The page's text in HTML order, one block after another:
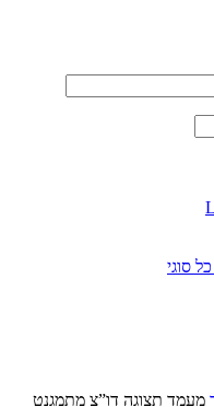
מעמד תצוגה דו”צ מתמגנט